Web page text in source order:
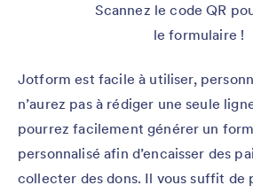
Scannez le code QR
le formulaire !
Jotform est facile à utiliser,
n’aurez pas à rédiger une seule
pourrez facilement générer un
personnalisé afin d’encaisser des
collecter des dons. Il vous suffit de